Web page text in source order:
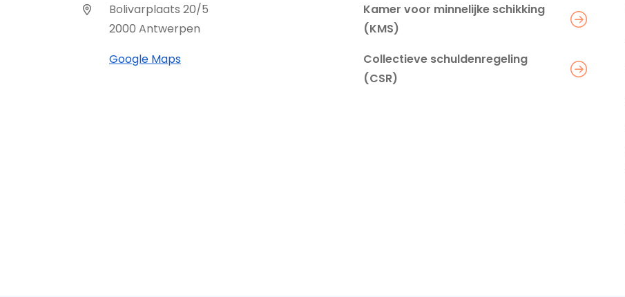
Bolivarplaats 20/5
2000 Antwerpen
Google Maps
Kamer voor minnelijke schikking
(KMS)
Collectieve schuldenregeling
(CSR)